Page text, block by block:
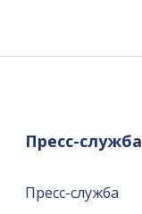
Пресс-служба
Пресс-служба